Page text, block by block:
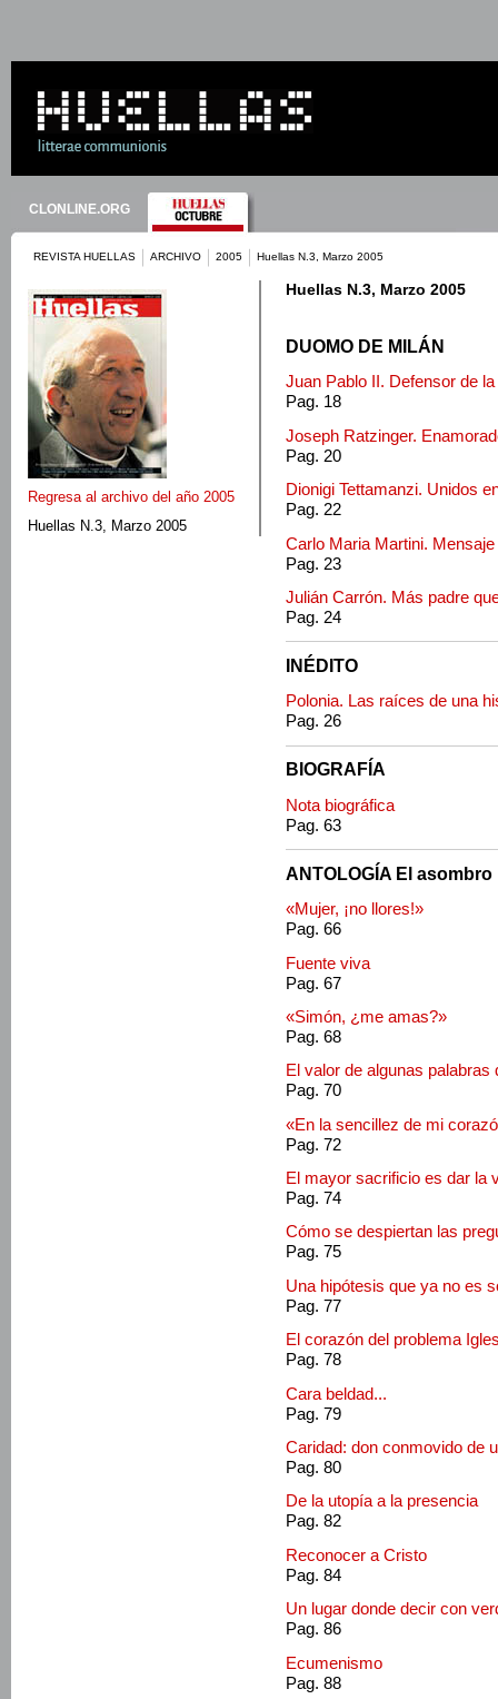
CLONLINE.ORG
REVISTA HUELLAS ARCHIVO 2005 Huellas N.3, Marzo 2005
Regresa al archivo del año 2005
Huellas N.3, Marzo 2005
Huellas N.3, Marzo 2005
DUOMO DE MILÁN
Juan Pablo II. Defensor de
Pag. 18
Joseph Ratzinger.
Pag. 20
Dionigi Tettamanzi. Unidos
Pag. 22
Carlo Maria Martini. Mensaje
Pag. 23
Julián Carrón. Más padre
Pag. 24
INÉDITO
Polonia. Las raíces de una
Pag. 26
BIOGRAFÍA
Nota biográfica
Pag. 63
ANTOLOGÍA El
«Mujer, ¡no llores!»
Pag. 66
Fuente viva
Pag. 67
«Simón, ¿me amas?»
Pag. 68
El valor de algunas
Pag. 70
«En la sencillez de mi
Pag. 72
El mayor sacrificio es dar la
Pag. 74
Cómo se despiertan las
Pag. 75
Una hipótesis que ya no es
Pag. 77
El corazón del problema
Pag. 78
Cara beldad...
Pag. 79
Caridad: don conmovido de
Pag. 80
De la utopía a la presencia
Pag. 82
Reconocer a Cristo
Pag. 84
Un lugar donde decir con
Pag. 86
Ecumenismo
Pag. 88